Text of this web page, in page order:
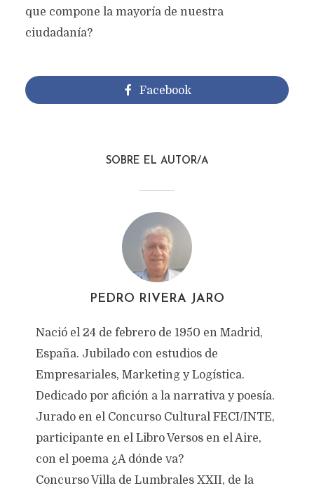
que compone la mayoría de nuestra
ciudadanía?
Facebook
SOBRE EL AUTOR/A
PEDRO RIVERA JARO
Nació el 24 de febrero de 1950 en Madrid,
España. Jubilado con estudios de
Empresariales, Marketing y Logística.
Dedicado por afición a la narrativa y poesía.
Jurado en el Concurso Cultural FECI/INTE,
participante en el Libro Versos en el Aire,
con el poema ¿A dónde va?
Concurso Villa de Lumbrales XXII, de la